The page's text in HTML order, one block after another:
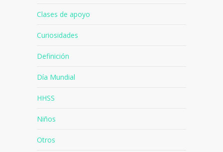
Clases de apoyo
Curiosidades
Definición
Día Mundial
HHSS
Niños
Otros